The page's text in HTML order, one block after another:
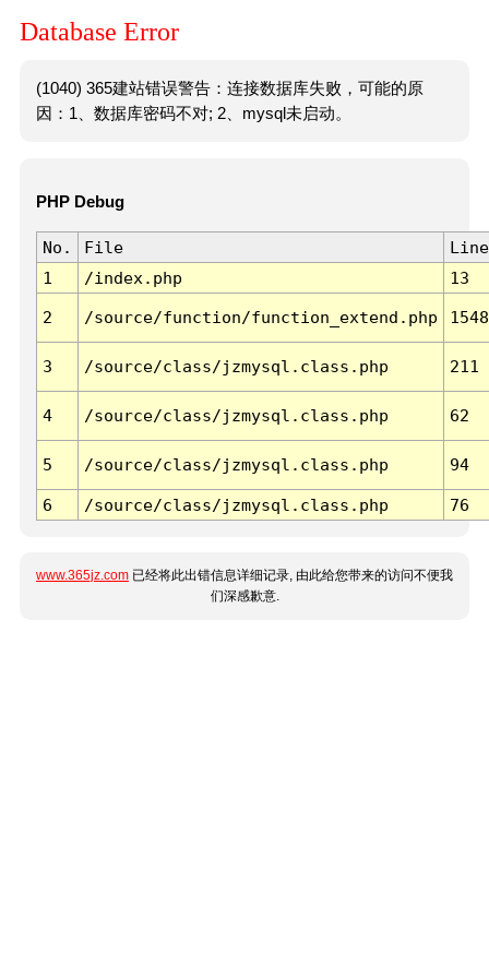
Database Error
(1040) 365建站错误警告：连接数据库失败，可能的原
因：1、数据库密码不对; 2、mysql未启动。
PHP Debug
No. File
Line
1
/index.php 13
2 /source/function/function_extend.php 1548
3 /source/class/jzmysql.class.php 211
4 /source/class/jzmysql.class.php 62
5 /source/class/jzmysql.class.php 94
6 /source/class/jzmysql.class.php 76
www.365jz.com 已经将此出错信息详细记录, 由此给您带来的访问不便我
们深感歉意.